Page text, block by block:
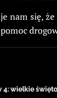
nam się,
4: wielkie